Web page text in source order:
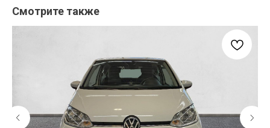
Смотрите также